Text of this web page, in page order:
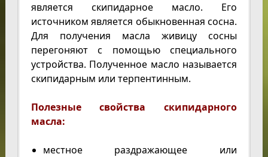
является скипидарное масло. Его
источником является обыкновенная сосна.
Для получения масла живицу сосны
перегоняют с помощью специального
устройства. Полученное масло называется
скипидарным или терпентинным.
Полезные свойства скипидарного
масла:
местное раздражающее или